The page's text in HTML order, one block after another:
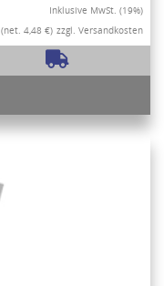
Inklusive MwSt. (19%)
(net. 4,48 €) zzgl. Versandkosten